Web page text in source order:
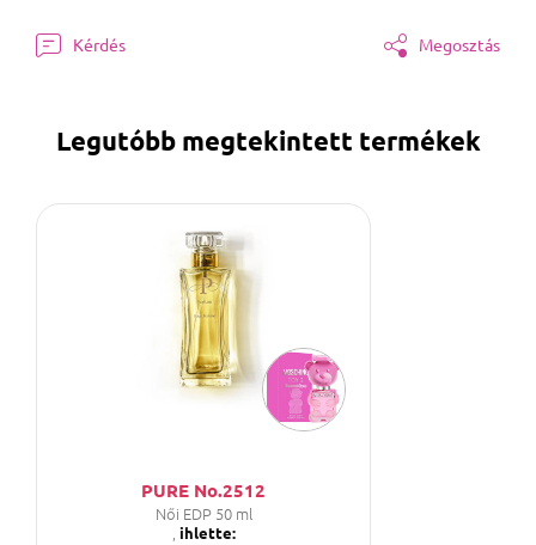
Kérdés Megosztás
Legutóbb megtekintett termékek
PURE No.2512
Női EDP 50 ml
, ihlette: